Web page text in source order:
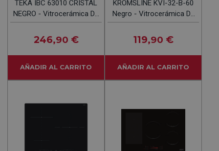
TEKA IBC 63010 CRISTAL
NEGRO - Vitrocerámica De
Inducción 60CM
246,90 €
AÑADIR AL CARRITO
KROMSLINE KVI-32-B-60
Negro - Vitrocerámica De
Inducción 60CM
119,90 €
AÑADIR AL CARRITO